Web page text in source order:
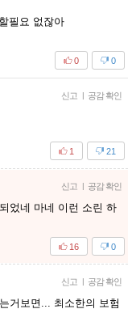
필요 없잖아
0
0
신고 | 공감 확인
21
1
신고 | 공감 확인
었네 마네 이런 소린 하
0
16
신고 | 공감 확인
거보면... 최소한의 보험